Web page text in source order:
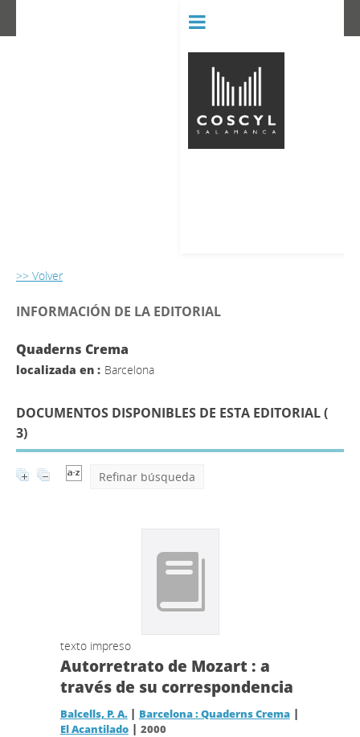
>> Volver
INFORMACIÓN DE LA EDITORIAL
Quaderns Crema
localizada en : Barcelona
DOCUMENTOS DISPONIBLES DE ESTA EDITORIAL (
3)
Refinar búsqueda
texto impreso
Autorretrato de Mozart : a
través de su correspondencia
Balcells, P. A. | Barcelona : Quaderns Crema|
El Acantilado| 2000